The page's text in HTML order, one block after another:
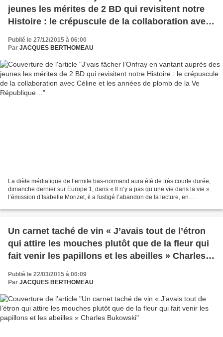
jeunes les mérites de 2 BD qui revisitent notre
Histoire : le crépuscule de la collaboration avec
Céline et les années de plomb de la Ve
République…
Publié le 27/12/2015 à 06:00
Par JACQUES BERTHOMEAU
La diète médiatique de l’ermite bas-normand aura été de très courte durée,
dimanche dernier sur Europe 1, dans « Il n’y a pas qu’une vie dans la vie »
l’émission d’Isabelle Morizet, il a fustigé l’abandon de la lecture, en
Un carnet taché de vin « J’avais tout de l’étron
qui attire les mouches plutôt que de la fleur qui
fait venir les papillons et les abeilles » Charles
Publié le 22/03/2015 à 00:09
Par JACQUES BERTHOMEAU